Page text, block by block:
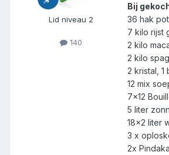
Lid niveau 2
140
Bij
36 hak
7 kilo rijst
2 kilo
2 kilo
2 kristal, 1
12 mix
7x12
5 liter
18x2 liter
3 x
2x